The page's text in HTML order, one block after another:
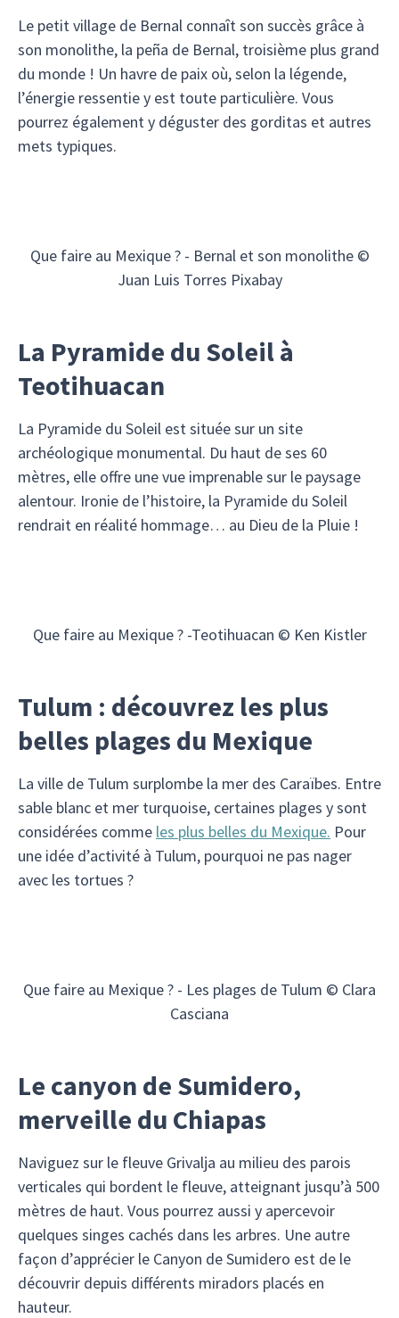
Le petit village de Bernal connaît son succès grâce à
son monolithe, la peña de Bernal, troisième plus grand
du monde ! Un havre de paix où, selon la légende,
l’énergie ressentie y est toute particulière. Vous
pourrez également y déguster des gorditas et autres
mets typiques.
Que faire au Mexique ? - Bernal et son monolithe ©
Juan Luis Torres Pixabay
La Pyramide du Soleil à
Teotihuacan
La Pyramide du Soleil est située sur un site
archéologique monumental. Du haut de ses 60
mètres, elle offre une vue imprenable sur le paysage
alentour. Ironie de l’histoire, la Pyramide du Soleil
rendrait en réalité hommage… au Dieu de la Pluie !
Que faire au Mexique ? -Teotihuacan © Ken Kistler
Tulum : découvrez les plus
belles plages du Mexique
La ville de Tulum surplombe la mer des Caraïbes. Entre
sable blanc et mer turquoise, certaines plages y sont
considérées comme les plus belles du Mexique. Pour
une idée d’activité à Tulum, pourquoi ne pas nager
avec les tortues ?
Que faire au Mexique ? - Les plages de Tulum © Clara
Casciana
Le canyon de Sumidero,
merveille du Chiapas
Naviguez sur le fleuve Grivalja au milieu des parois
verticales qui bordent le fleuve, atteignant jusqu’à 500
mètres de haut. Vous pourrez aussi y apercevoir
quelques singes cachés dans les arbres. Une autre
façon d’apprécier le Canyon de Sumidero est de le
découvrir depuis différents miradors placés en
hauteur.